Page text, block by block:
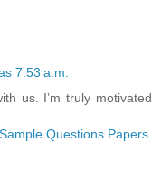
7:53 a.m.
us. I’m truly motivated
Questions Papers